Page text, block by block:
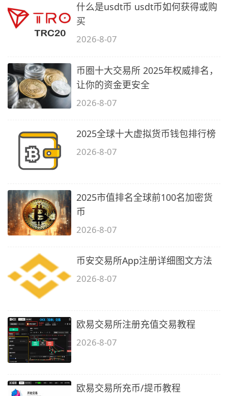
什么是usdt币 usdt币如何获得或购
买
2026-8-07
币圈十大交易所 2025年权威排名，
让你的资金更安全
2026-8-07
2025全球十大虚拟货币钱包排行榜
2026-8-07
2025市值排名全球前100名加密货
币
2026-8-07
币安交易所App注册详细图文方法
2026-8-07
欧易交易所注册充值交易教程
2026-8-07
欧易交易所充币/提币教程